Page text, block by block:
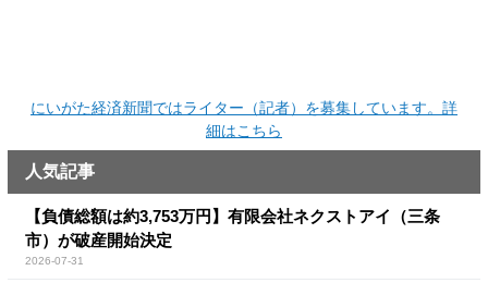
にいがた経済新聞ではライター（記者）を募集しています。詳
細はこちら
人気記事
【負債総額は約3,753万円】有限会社ネクストアイ（三条
市）が破産開始決定
2026-07-31